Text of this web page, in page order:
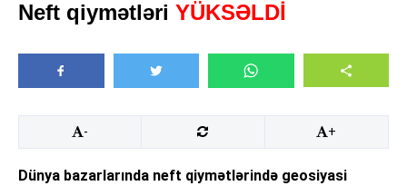
Neft qiymətləri YÜKSƏLDİ
- +
Dünya bazarlarında neft qiymətlərində geosiyasi